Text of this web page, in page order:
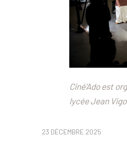
Ciné’Ado est
lycée Jean
23 DÉCEMBRE 2025